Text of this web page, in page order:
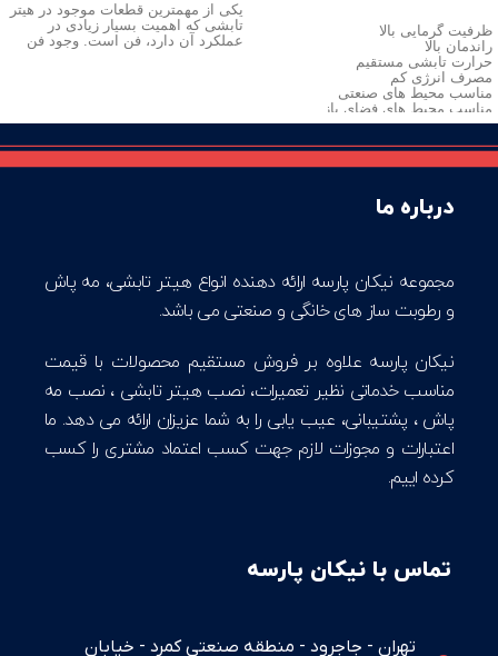
ظرفیت گرمایی بالا
راندمان بالا
حرارت تابشی مستقیم
مصرف انرژی کم
مناسب محیط های صنعتی
مناسب محیط های فضای باز
قابل نصب در محیط هایی با ارتفاع 5 تا
تابش مستقیم به اجسام
گرم کردن محیط با سرعت بالا
یکی از مهمترین قطعات موجود در هیتر
تابشی که اهمیت بسیار زیادی در
عملکرد آن دارد، فن است. وجود فن
درباره ما
مجموعه نیکان پارسه ارائه دهنده انواع هیتر تابشی، مه پاش
و رطوبت ساز های خانگی و صنعتی می باشد.
نیکان پارسه علاوه بر فروش مستقیم محصولات با قیمت
مناسب خدماتی نظیر تعمیرات، نصب هیتر تابشی ، نصب مه
پاش ، پشتیبانی، عیب یابی را به شما عزیزان ارائه می دهد. ما
اعتبارات و مجوزات لازم جهت کسب اعتماد مشتری را کسب
کرده اییم.
تماس با نیکان پارسه
تهران - جاجرود - منطقه صنعتی کمرد - خیابان